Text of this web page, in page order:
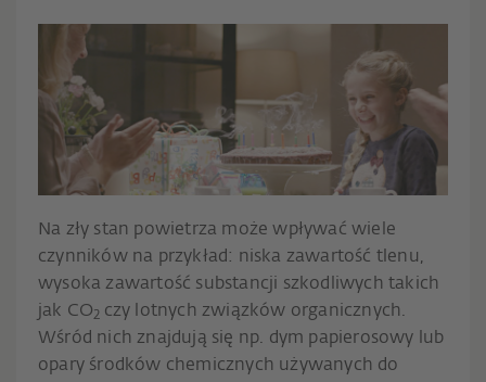
Na zły stan powietrza może wpływać wiele
czynników na przykład: niska zawartość tlenu,
wysoka zawartość substancji szkodliwych takich
jak CO2 czy lotnych związków organicznych.
Wśród nich znajdują się np. dym papierosowy lub
opary środków chemicznych używanych do